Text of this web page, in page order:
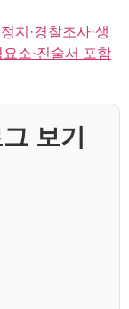
지·경찰조사·생
소·진술서 포함
보기